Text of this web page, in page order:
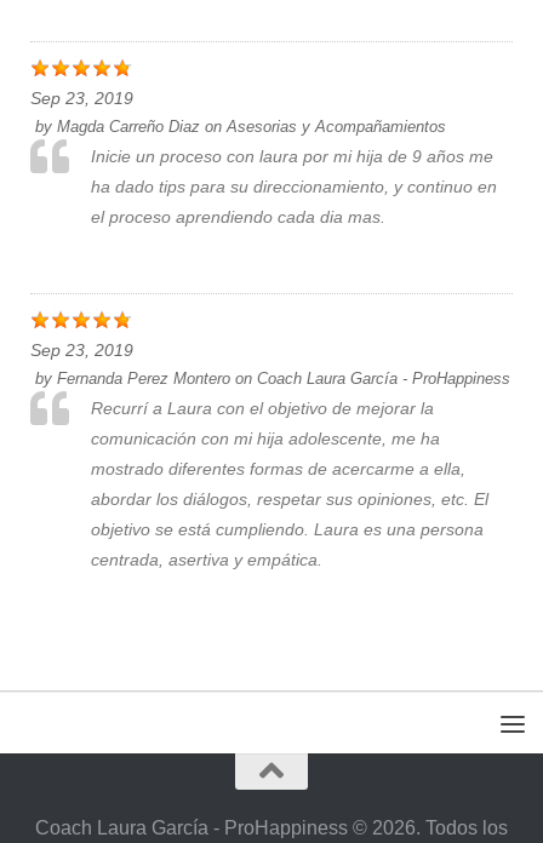
Sep 23, 2019
by Magda Carreño Diaz onAsesorias y Acompañamientos
Inicie un proceso con laura por mi hija de 9 años me
ha dado tips para su direccionamiento, y continuo en
el proceso aprendiendo cada dia mas.
Sep 23, 2019
by Fernanda Perez Montero on Coach Laura García - ProHappiness
Recurrí a Laura con el objetivo de mejorar la
comunicación con mi hija adolescente, me ha
mostrado diferentes formas de acercarme a ella,
abordar los diálogos, respetar sus opiniones, etc. El
objetivo se está cumpliendo. Laura es una persona
centrada, asertiva y empática.
Coach Laura García - ProHappiness © 2026. Todos los